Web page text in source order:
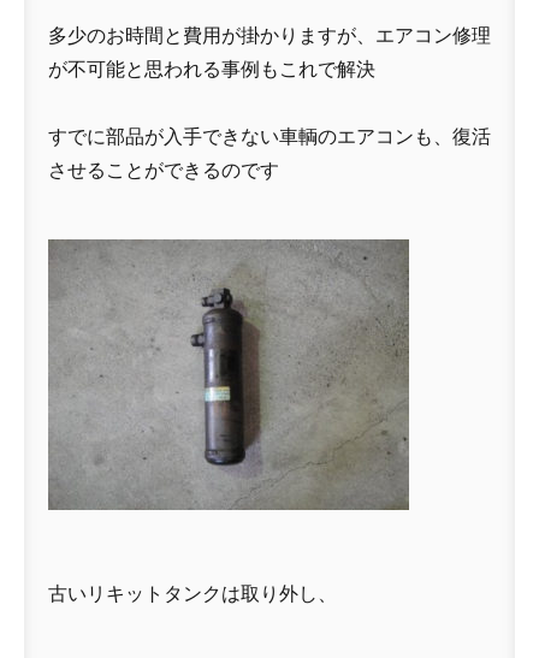
多少のお時間と費用が掛かりますが、エアコン修理
が不可能と思われる事例もこれで解決
すでに部品が入手できない車輌のエアコンも、復活
させることができるのです
古いリキットタンクは取り外し、